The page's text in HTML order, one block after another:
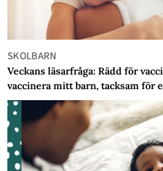
SKOLBARN
Veckans läsarfråga: Rädd för
vaccinera mitt barn, tacksam för